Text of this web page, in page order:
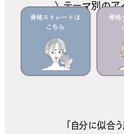
\ テーマ別のア
「自分に似合